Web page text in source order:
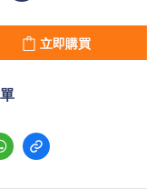
立即購買